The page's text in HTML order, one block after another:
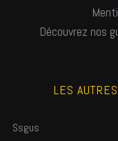
Découvrez nos
LES
Ssgus